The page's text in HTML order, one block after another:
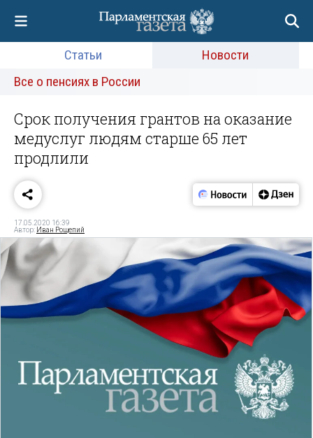
Статьи
Новости
Все о пенсиях в России
Срок получения грантов на оказание
медуслуг людям старше 65 лет
продлили
17.05.2020 16:39
Автор: Иван Рощепий